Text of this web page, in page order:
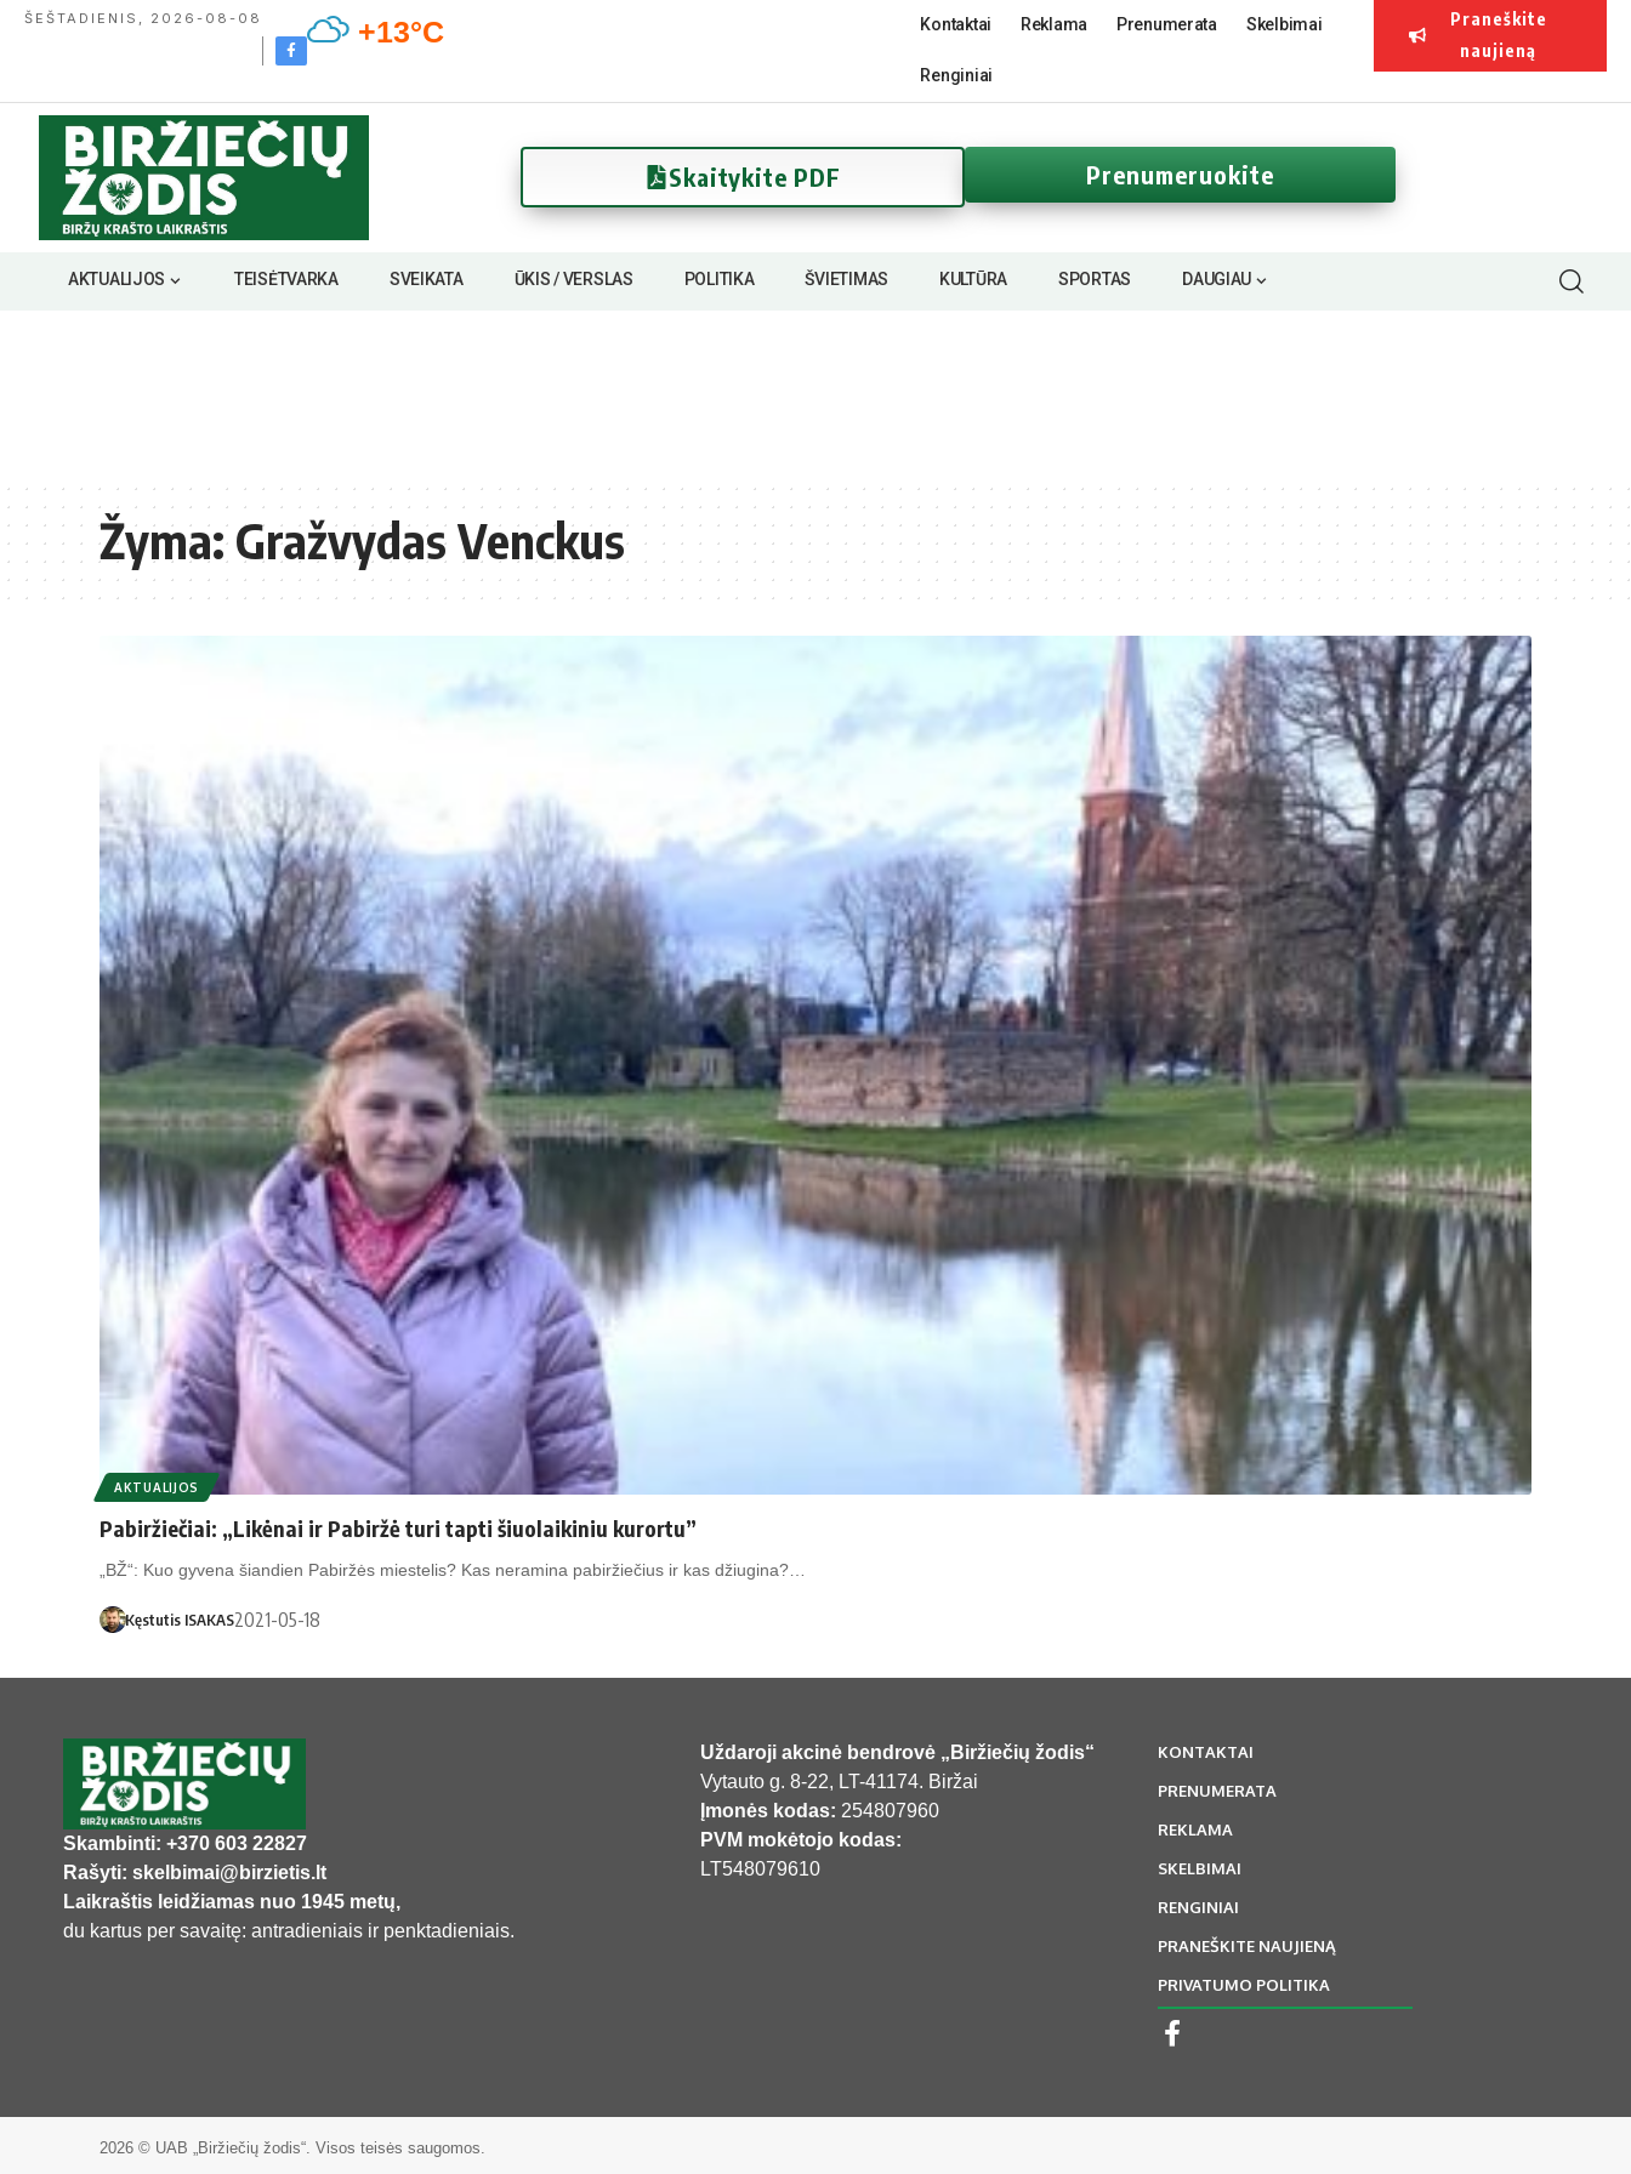
ŠEŠTADIENIS, 2026-08-08 +13°C Kontaktai Reklama Prenumerata Skelbimai
Renginiai
Praneškite
naujieną
Skaitykite PDF Prenumeruokite
AKTUALIJOS TEISĖTVARKA SVEIKATA ŪKIS / VERSLAS POLITIKA ŠVIETIMAS KULTŪRA SPORTAS DAUGIAU
Žyma:Gražvydas Venckus
AKTUALIJOS
Pabiržiečiai: „Likėnai ir Pabiržė turi tapti šiuolaikiniu kurortu”
„BŽ“: Kuo gyvena šiandien Pabiržės miestelis? Kas neramina pabiržiečius ir kas džiugina?…
Kęstutis ISAKAS2021-05-18
Skambinti: +370 603 22827
Rašyti: skelbimai@birzietis.lt
Laikraštis leidžiamas nuo 1945 metų,
du kartus per savaitę: antradieniais ir penktadieniais.
Uždaroji akcinė bendrovė „Biržiečių žodis“
Vytauto g. 8-22, LT-41174. Biržai
Įmonės kodas: 254807960
PVM mokėtojo kodas:
LT548079610
KONTAKTAI
PRENUMERATA
REKLAMA
SKELBIMAI
RENGINIAI
PRANEŠKITE NAUJIENĄ
PRIVATUMO POLITIKA
2026 © UAB „Biržiečių žodis“. Visos teisės saugomos.